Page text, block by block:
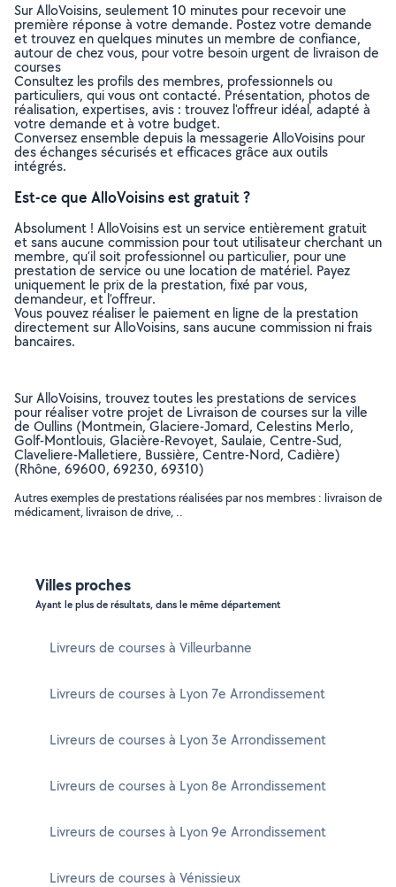
Sur AlloVoisins, seulement 10 minutes pour recevoir une
première réponse à votre demande. Postez votre demande
et trouvez en quelques minutes un membre de confiance,
autour de chez vous, pour votre besoin urgent de livraison de
courses
Consultez les profils des membres, professionnels ou
particuliers, qui vous ont contacté. Présentation, photos de
réalisation, expertises, avis : trouvez l'offreur idéal, adapté à
votre demande et à votre budget.
Conversez ensemble depuis la messagerie AlloVoisins pour
des échanges sécurisés et efficaces grâce aux outils
intégrés.
Est-ce que AlloVoisins est gratuit ?
Absolument ! AlloVoisins est un service entièrement gratuit
et sans aucune commission pour tout utilisateur cherchant un
membre, qu’il soit professionnel ou particulier, pour une
prestation de service ou une location de matériel. Payez
uniquement le prix de la prestation, fixé par vous,
demandeur, et l’offreur.
Vous pouvez réaliser le paiement en ligne de la prestation
directement sur AlloVoisins, sans aucune commission ni frais
bancaires.
Sur AlloVoisins, trouvez toutes les prestations de services
pour réaliser votre projet de Livraison de courses sur la ville
de Oullins (Montmein, Glaciere-Jomard, Celestins Merlo,
Golf-Montlouis, Glacière-Revoyet, Saulaie, Centre-Sud,
Claveliere-Malletiere, Bussière, Centre-Nord, Cadière)
(Rhône, 69600, 69230, 69310)
Autres exemples de prestations réalisées par nos membres : livraison de
médicament, livraison de drive, ..
Villes proches
Ayant le plus de résultats, dans le même département
Livreurs de courses à Villeurbanne
Livreurs de courses à Lyon 7e Arrondissement
Livreurs de courses à Lyon 3e Arrondissement
Livreurs de courses à Lyon 8e Arrondissement
Livreurs de courses à Lyon 9e Arrondissement
Livreurs de courses à Vénissieux